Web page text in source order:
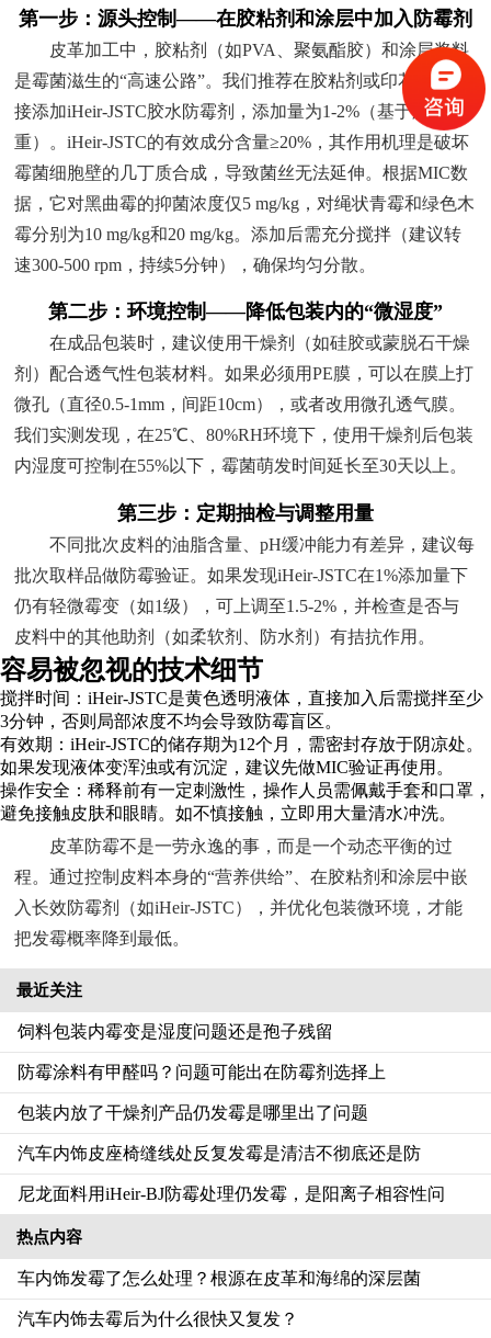
第一步：源头控制——在胶粘剂和涂层中加入防霉剂
皮革加工中，胶粘剂（如PVA、聚氨酯胶）和涂层浆料
是霉菌滋生的“高速公路”。我们推荐在胶粘剂或印花浆中直
接添加iHeir-JSTC胶水防霉剂，添加量为1-2%（基于胶水总
重）。iHeir-JSTC的有效成分含量≥20%，其作用机理是破坏
霉菌细胞壁的几丁质合成，导致菌丝无法延伸。根据MIC数
据，它对黑曲霉的抑菌浓度仅5 mg/kg，对绳状青霉和绿色木
霉分别为10 mg/kg和20 mg/kg。添加后需充分搅拌（建议转
速300-500 rpm，持续5分钟），确保均匀分散。
第二步：环境控制——降低包装内的“微湿度”
在成品包装时，建议使用干燥剂（如硅胶或蒙脱石干燥
剂）配合透气性包装材料。如果必须用PE膜，可以在膜上打
微孔（直径0.5-1mm，间距10cm），或者改用微孔透气膜。
我们实测发现，在25℃、80%RH环境下，使用干燥剂后包装
内湿度可控制在55%以下，霉菌萌发时间延长至30天以上。
第三步：定期抽检与调整用量
不同批次皮料的油脂含量、pH缓冲能力有差异，建议每
批次取样品做防霉验证。如果发现iHeir-JSTC在1%添加量下
仍有轻微霉变（如1级），可上调至1.5-2%，并检查是否与
皮料中的其他助剂（如柔软剂、防水剂）有拮抗作用。
容易被忽视的技术细节
搅拌时间：iHeir-JSTC是黄色透明液体，直接加入后需搅拌至少
3分钟，否则局部浓度不均会导致防霉盲区。
有效期：iHeir-JSTC的储存期为12个月，需密封存放于阴凉处。
如果发现液体变浑浊或有沉淀，建议先做MIC验证再使用。
操作安全：稀释前有一定刺激性，操作人员需佩戴手套和口罩，
避免接触皮肤和眼睛。如不慎接触，立即用大量清水冲洗。
皮革防霉不是一劳永逸的事，而是一个动态平衡的过
程。通过控制皮料本身的“营养供给”、在胶粘剂和涂层中嵌
入长效防霉剂（如iHeir-JSTC），并优化包装微环境，才能
把发霉概率降到最低。
最近关注
饲料包装内霉变是湿度问题还是孢子残留
防霉涂料有甲醛吗？问题可能出在防霉剂选择上
包装内放了干燥剂产品仍发霉是哪里出了问题
汽车内饰皮座椅缝线处反复发霉是清洁不彻底还是防
尼龙面料用iHeir-BJ防霉处理仍发霉，是阳离子相容性问
热点内容
车内饰发霉了怎么处理？根源在皮革和海绵的深层菌
汽车内饰去霉后为什么很快又复发？